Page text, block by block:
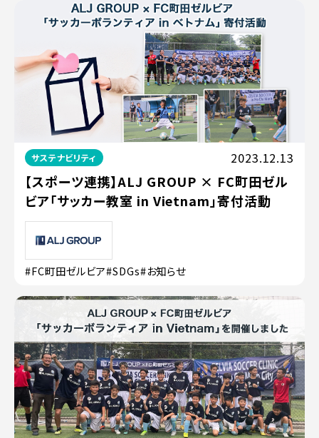
サステナビリティ 2023.12.13
【スポーツ連携】ALJ GROUP × FC町田ゼル
ビア「サッカー教室 in Vietnam」寄付活動
#FC町田ゼルビア#SDGs#お知らせ